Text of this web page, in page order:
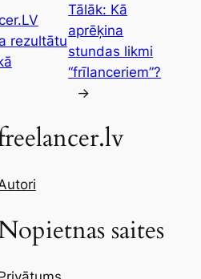
rezultātu
Tālāk: Kā
aprēķina
stundas likmi
“frīlanceriem”?
→
saites